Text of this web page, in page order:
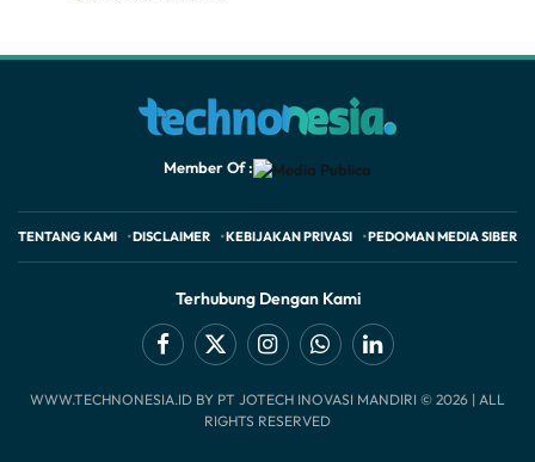
Member Of :
TENTANG KAMI DISCLAIMER KEBIJAKAN PRIVASI PEDOMAN MEDIA SIBER
Terhubung Dengan Kami
Facebook
X
(Twitter)
InstagramWhatsAppLinkedIn
WWW.TECHNONESIA.ID BY PT JOTECH INOVASI MANDIRI © 2026 | ALL
RIGHTS RESERVED